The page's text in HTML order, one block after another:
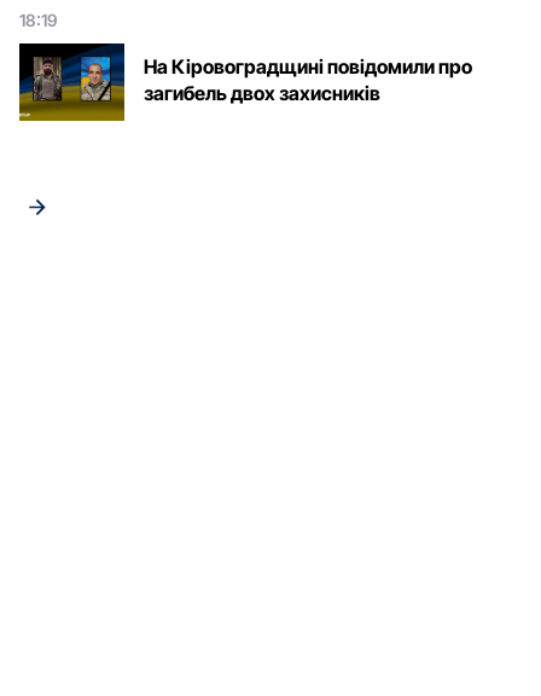
18:19
На Кіровоградщині повідомили про
загибель двох захисників